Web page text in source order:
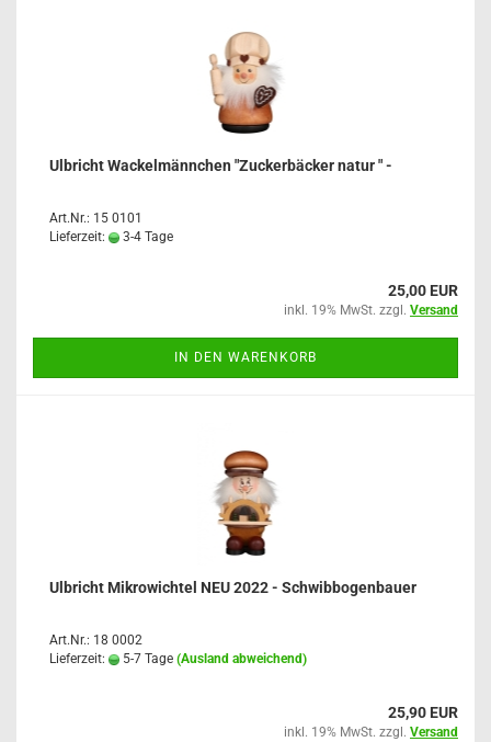
Ulbricht Wackelmännchen "Zuckerbäcker natur " -
Art.Nr.: 15 0101
Lieferzeit:
3-4 Tage
25,00 EUR
inkl. 19% MwSt. zzgl. Versand
IN DEN WARENKORB
Ulbricht Mikrowichtel NEU 2022 - Schwibbogenbauer
Art.Nr.: 18 0002
Lieferzeit:
5-7 Tage (Ausland abweichend)
25,90 EUR
inkl. 19% MwSt. zzgl. Versand